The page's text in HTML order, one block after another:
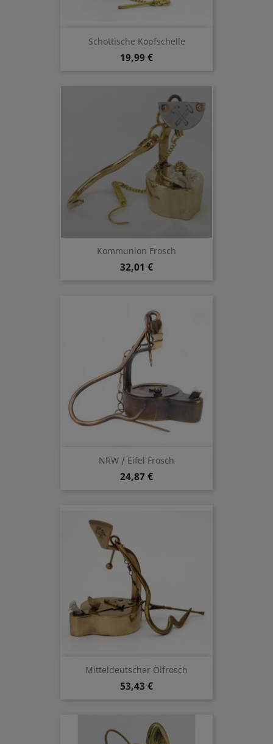
Schottische Kopfschelle
19,99 €
Kommunion Frosch
32,01 €
NRW / Eifel Frosch
24,87 €
Mitteldeutscher Ölfrosch
53,43 €